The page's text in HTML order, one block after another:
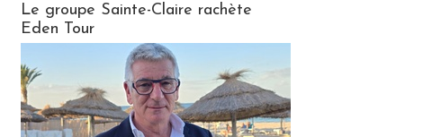
Le groupe Sainte-Claire rachète
Eden Tour